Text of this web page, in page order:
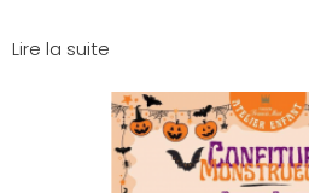
Lire la suite